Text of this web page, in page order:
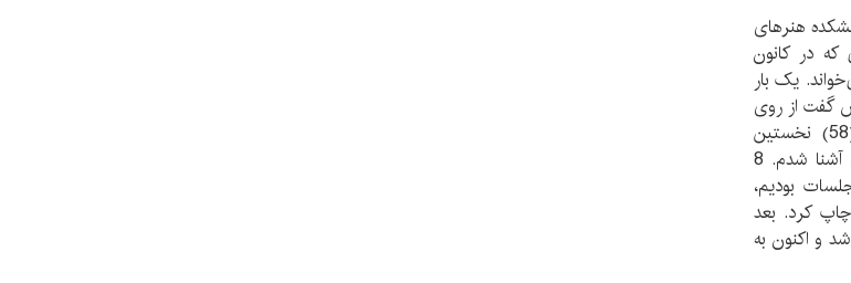
نیز گفت: در سال 57 من در دانشکده هنرهای
که در کانون
یک بار
گفت از روی
داستان خیال کردم کُرد هستی چون جزئی‌نویسی کرده‌ای. سال بعد (58) نخستين
داستانم توسط آقای زراعتی منتشر شد و از طریق او با هوشنگ گلشیری آشنا شدم. 8
خوانی ما 8 نفری که در جلسات بودیم،
من چاپ کرد. بعد
و اکنون به